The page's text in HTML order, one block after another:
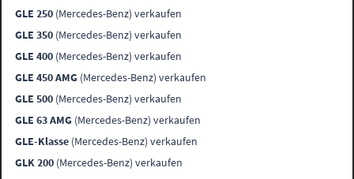
GLE 250 (Mercedes-Benz) verkaufen
GLE 350 (Mercedes-Benz) verkaufen
GLE 400 (Mercedes-Benz) verkaufen
GLE 450 AMG (Mercedes-Benz) verkaufen
GLE 500 (Mercedes-Benz) verkaufen
GLE 63 AMG (Mercedes-Benz) verkaufen
GLE-Klasse (Mercedes-Benz) verkaufen
GLK 200 (Mercedes-Benz) verkaufen